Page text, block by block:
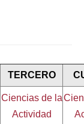
TERCERO
Ciencias de la
Actividad